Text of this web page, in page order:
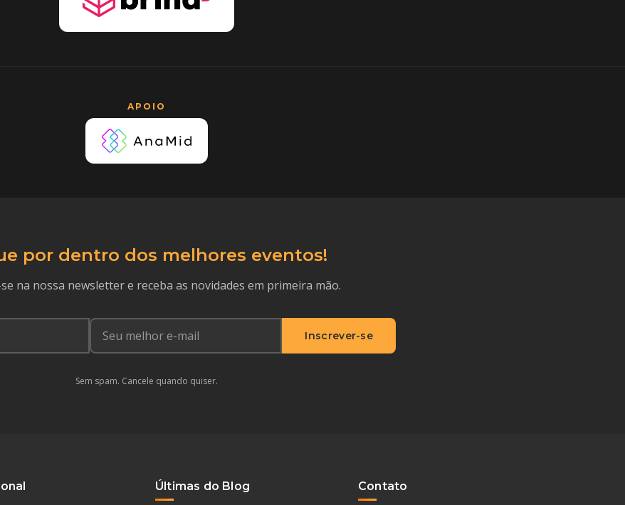
APOIO
por dentro dos melhores eventos!
na nossa newsletter e receba as novidades em primeira mão.
Inscrever-se
Sem spam. Cancele quando quiser.
Últimas do Blog Contato